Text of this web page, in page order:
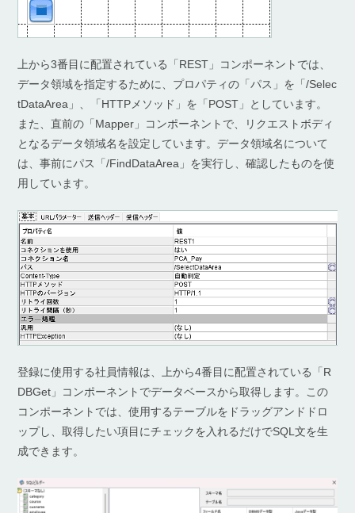
上から3番目に配置されている「REST」コンポーネントでは、
データ領域を指定するために、プロパティの「パス」を「/Selec
tDataArea」、「HTTPメソッド」を「POST」としています。
また、直前の「Mapper」コンポーネントで、リクエストボディ
となるデータ領域名を設定しています。データ領域名について
は、事前にパス「/FindDataArea」を実行し、確認したものを使
用しています。
登録に使用する社員情報は、上から4番目に配置されている「R
DBGet」コンポーネントでデータベースから取得します。この
コンポーネントでは、使用するテーブルをドラッグアンドドロ
ップし、取得したい項目にチェックを入れるだけでSQL文を生
成できます。